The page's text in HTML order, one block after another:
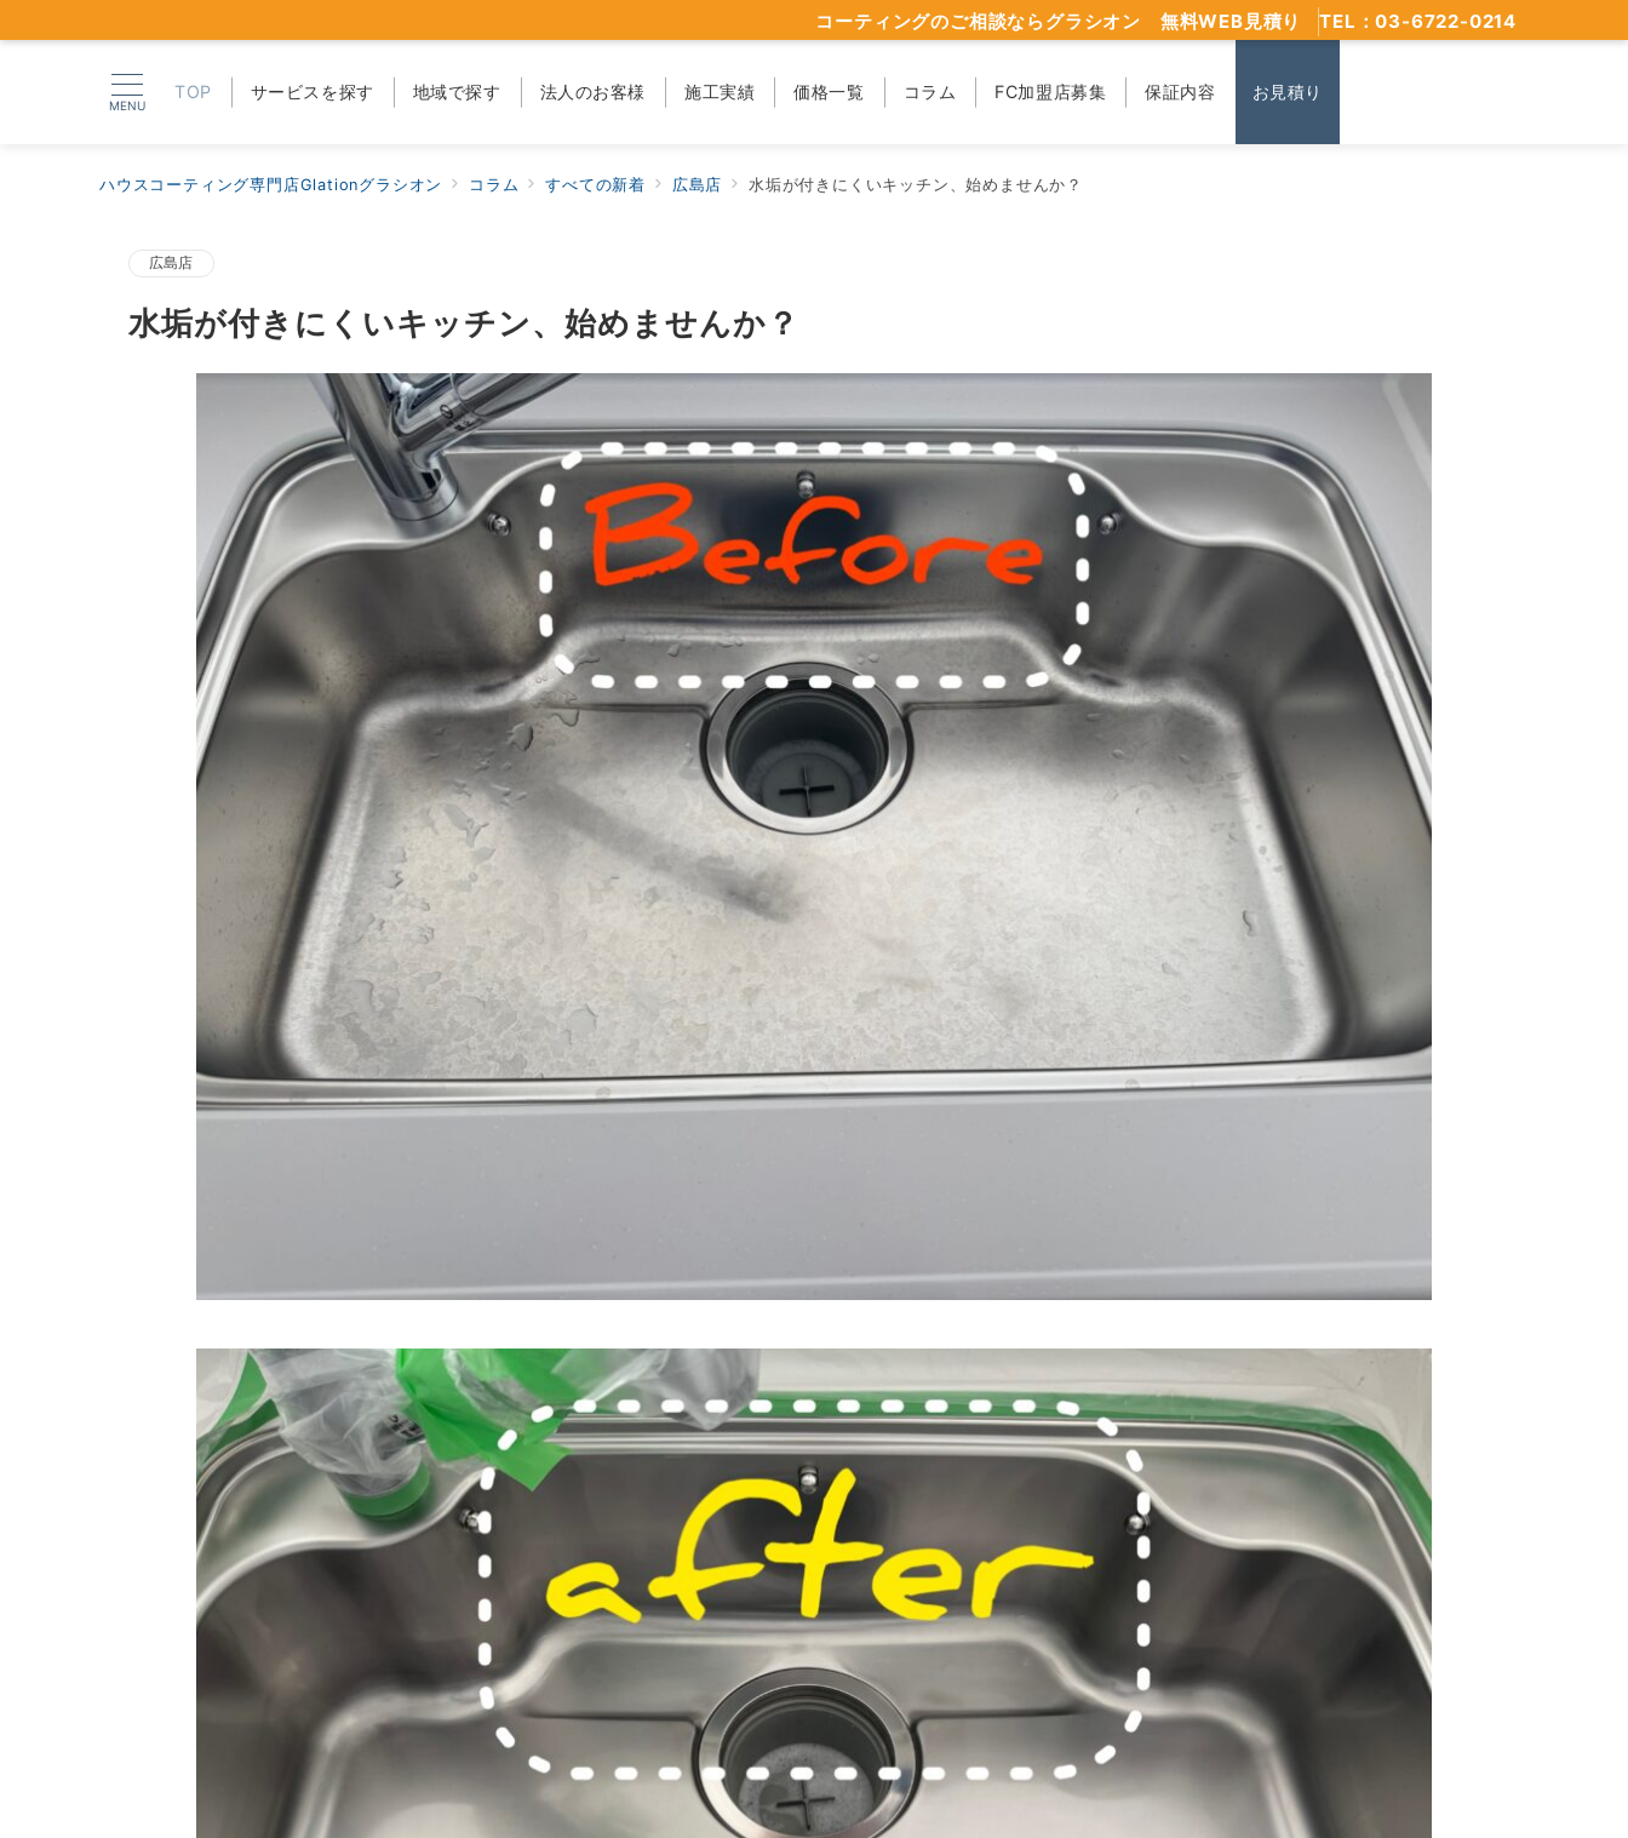
MENU
TOP サービスを探す 地域で探す 法人のお客様 施工実績 価格一覧 コラム FC加盟店募集 保証内容 お見積り
コーティングのご相談ならグラシオン 無料WEB見積り TEL：03-6722-0214
ハウスコーティング専門店Glationグラシオン コラム すべての新着 広島店 水垢が付きにくいキッチン、始めませんか？
広島店
水垢が付きにくいキッチン、始めませんか？